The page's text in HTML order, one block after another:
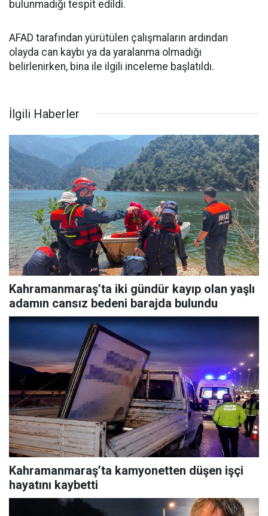
bulunmadığı tespit edildi.
AFAD tarafından yürütülen çalışmaların ardından
olayda can kaybı ya da yaralanma olmadığı
belirlenirken, bina ile ilgili inceleme başlatıldı.
İlgili Haberler
Kahramanmaraş’ta iki gündür kayıp olan yaşlı
adamın cansız bedeni barajda bulundu
Kahramanmaraş’ta kamyonetten düşen işçi
hayatını kaybetti